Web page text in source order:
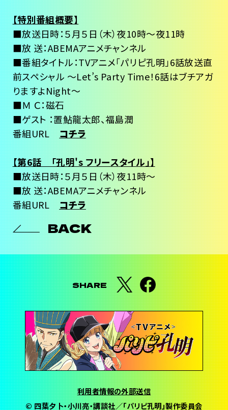
【特別番組概要】
■放送日時：５月５日（木）夜10時～夜11時
■放 送：ABEMAアニメチャンネル
■番組タイトル：TVアニメ「パリピ孔明」6話放送直
前スペシャル ～Let’s Party Time！6話はブチアガ
りますよNight～
■Ｍ Ｃ：磁石
■ゲスト ：置鮎龍太郎、福島潤
番組URLコチラ
【第6話 「孔明's フリースタイル」】
■放送日時：５月５日（木）夜11時～
■放 送：ABEMAアニメチャンネル
番組URLコチラ
BACK
SHARE
利用者情報の外部送信
© 四葉夕卜・小川亮・講談社／「パリピ孔明」製作委員会